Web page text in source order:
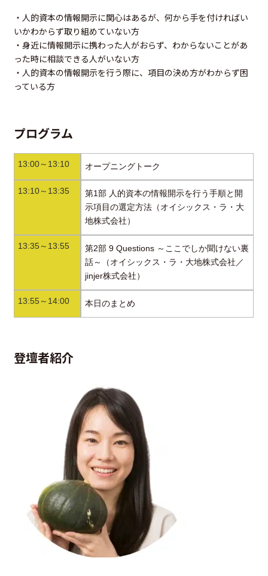
・人的資本の情報開示に関心はあるが、何から手を付ければい
いかわからず取り組めていない方
・身近に情報開示に携わった人がおらず、わからないことがあ
った時に相談できる人がいない方
・人的資本の情報開示を行う際に、項目の決め方がわからず困
っている方
プログラム
13:00～13:10 オープニングトーク
13:10～13:35
第1部 人的資本の情報開示を行う手順と開
示項目の選定方法（オイシックス・ラ・大
地株式会社）
13:35～13:55
第2部 9 Questions ～ここでしか聞けない裏
話～（オイシックス・ラ・大地株式会社／
jinjer株式会社）
13:55～14:00 本日のまとめ
登壇者紹介